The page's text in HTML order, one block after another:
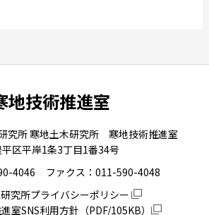
地技術推進室
究所 寒地土木研究所 寒地技術推進室
区平岸1条3丁目1番34号
4046
ファクス：011-590-4048
究所プライバシーポリシー
室SNS利用方針（PDF/105KB）